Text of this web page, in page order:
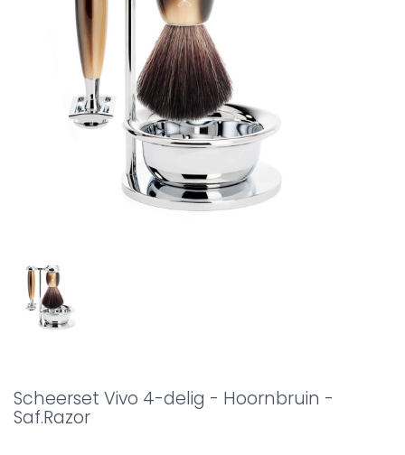
Scheerset Vivo 4-delig - Hoornbruin -
Saf.Razor